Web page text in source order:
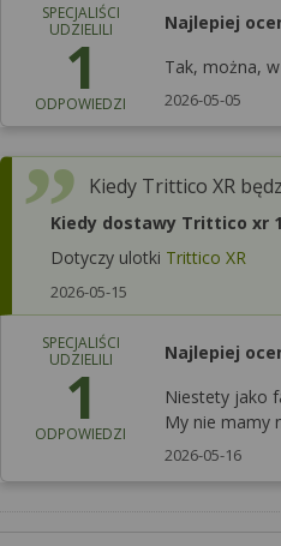
SPECJALIŚCI
UDZIELILI
1
ODPOWIEDZI
Najlepiej
Tak, można,
2026-05-05
Kiedy Trittico XR
Kiedy dostawy Trittico xr
Dotyczy ulotki Trittico XR
2026-05-15
SPECJALIŚCI
UDZIELILI
1
ODPOWIEDZI
Najlepiej
Niestety jako
My nie mamy
2026-05-16